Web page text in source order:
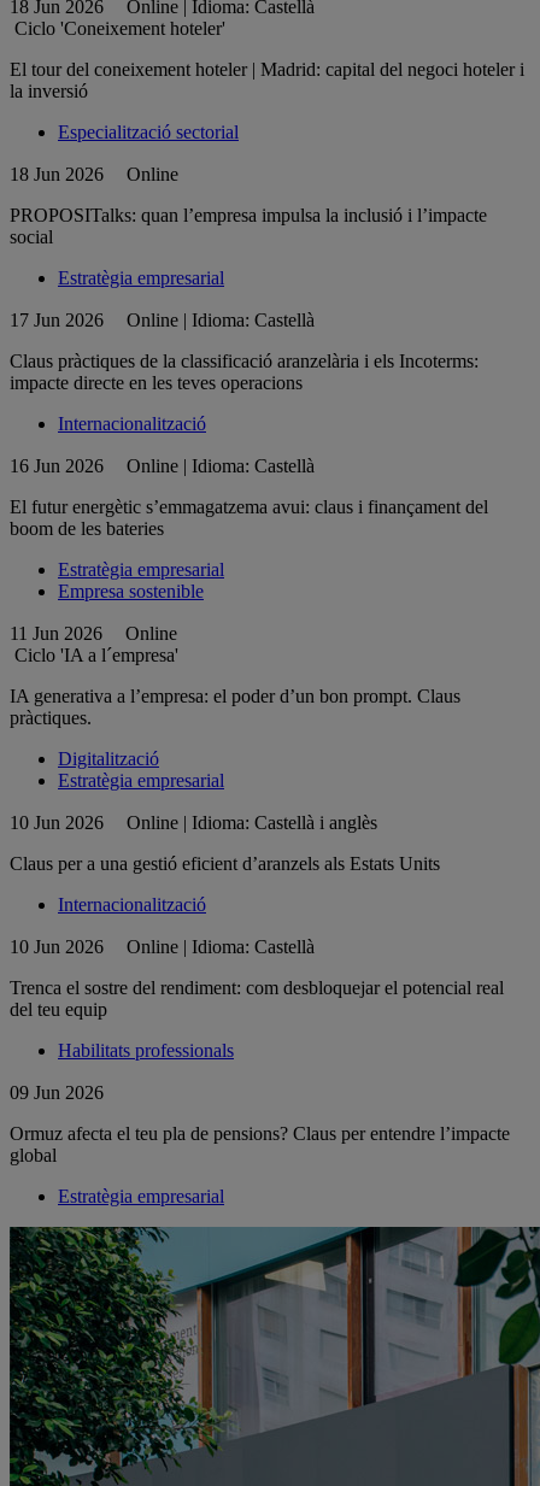
18 Jun 2026
Online | Idioma: Castellà
Ciclo 'Coneixement hoteler'
El tour del coneixement hoteler | Madrid: capital del negoci hoteler i
la inversió
Especialització sectorial
18 Jun 2026
Online
PROPOSITalks: quan l’empresa impulsa la inclusió i l’impacte
social
Estratègia empresarial
17 Jun 2026
Online | Idioma: Castellà
Claus pràctiques de la classificació aranzelària i els Incoterms:
impacte directe en les teves operacions
Internacionalització
16 Jun 2026
Online | Idioma: Castellà
El futur energètic s’emmagatzema avui: claus i finançament del
boom de les bateries
Estratègia empresarial
Empresa sostenible
11 Jun 2026
Online
Ciclo 'IA a l´empresa'
IA generativa a l’empresa: el poder d’un bon prompt. Claus
pràctiques.
Digitalització
Estratègia empresarial
10 Jun 2026
Online | Idioma: Castellà i anglès
Claus per a una gestió eficient d’aranzels als Estats Units
Internacionalització
10 Jun 2026
Online | Idioma: Castellà
Trenca el sostre del rendiment: com desbloquejar el potencial real
del teu equip
Habilitats professionals
09 Jun 2026
Ormuz afecta el teu pla de pensions? Claus per entendre l’impacte
global
Estratègia empresarial